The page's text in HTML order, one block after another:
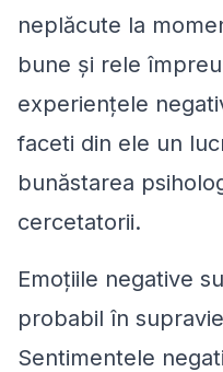
neplăcute la
bune și rele
experiențele
faceti din ele un
bunăstarea
cercetatorii.
Emoțiile negative
probabil în
Sentimentele